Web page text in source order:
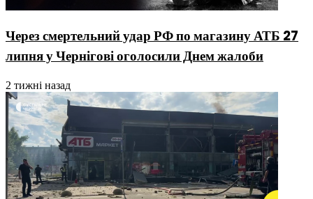
Через смертельний удар РФ по магазину АТБ 27
липня у Чернігові оголосили Днем жалоби
2 тижні назад